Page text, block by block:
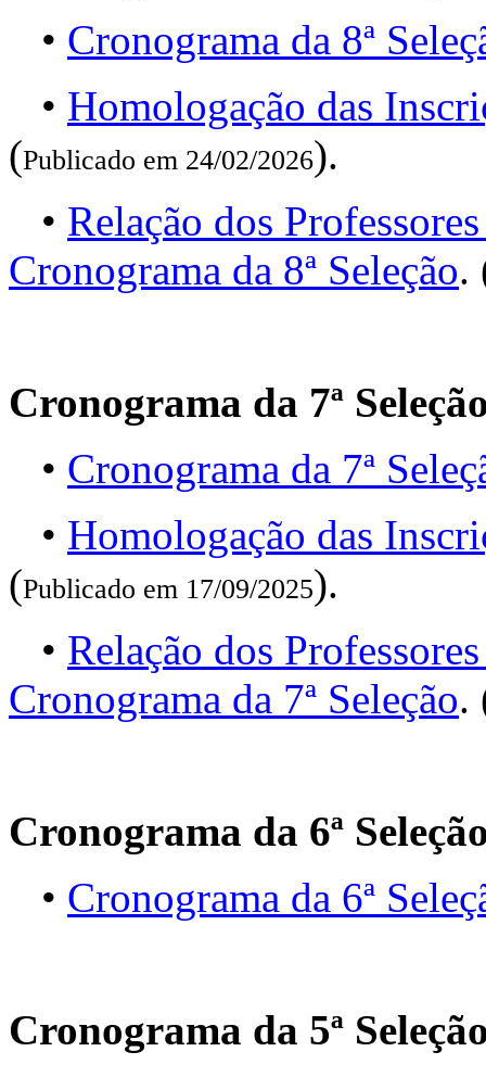
• Cronograma da 8ª
• Homologação das
(Publicado em 24/02/2026).
• Relação dos
Cronograma da 8ª Seleção.
Cronograma da 7ª
• Cronograma da 7ª
• Homologação das
(Publicado em 17/09/2025).
• Relação dos
Cronograma da 7ª Seleção.
Cronograma da 6ª
• Cronograma da 6ª
Cronograma da 5ª